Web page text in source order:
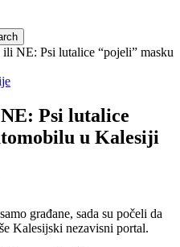
NE: Psi lutalice “pojeli” masku
Psi lutalice
u Kalesiji
građane, sada su počeli da
Kalesijski nezavisni portal.